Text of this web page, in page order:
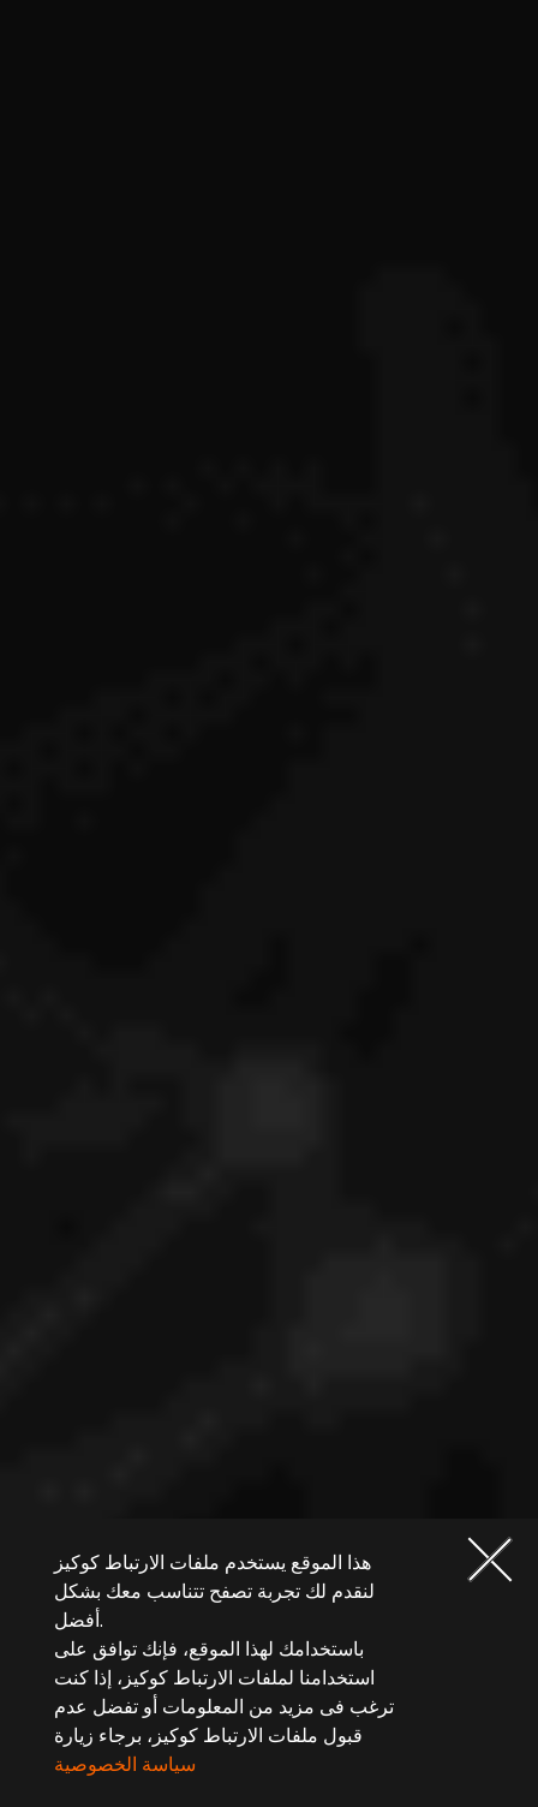
هذا الموقع يستخدم ملفات الارتباط كوكيز
لنقدم لك تجربة تصفح تتناسب معك بشكل
أفضل.
باستخدامك لهذا الموقع، فإنك توافق على
استخدامنا لملفات الارتباط كوكيز، إذا كنت
ترغب فى مزيد من المعلومات أو تفضل عدم
قبول ملفات الارتباط كوكيز، برجاء زيارة
سياسة الخصوصية